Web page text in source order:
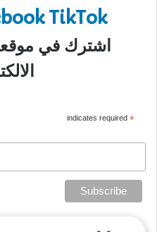
TikTok
اشترك في
*